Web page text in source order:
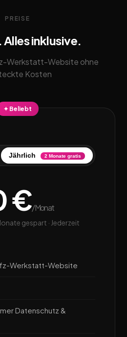
PREISE
Alles inklusive.
Werkstatt-Website ohne
Kosten
✦ Beliebt
Jährlich 2 Monate gratis
€/Monat
gespart · Jederzeit
Werkstatt-Website
Datenschutz &